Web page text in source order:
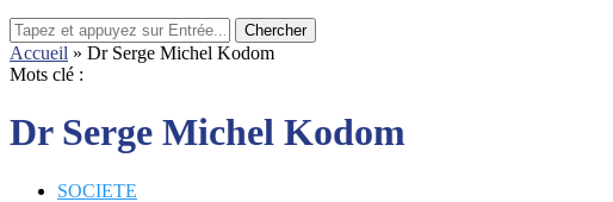
Chercher
Accueil » Dr Serge Michel Kodom
Mots clé :
Dr Serge Michel Kodom
SOCIETE